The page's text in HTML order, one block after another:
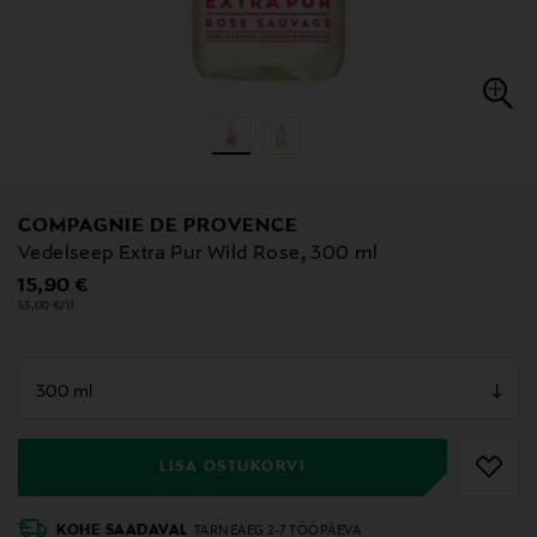
COMPAGNIE DE PROVENCE
Vedelseep Extra Pur Wild Rose, 300 ml
Original Price
15,90 €
53,00 €/1l
LISA OSTUKORVI
KOHE SAADAVAL TARNEAEG 2-7 TÖÖPÄEVA